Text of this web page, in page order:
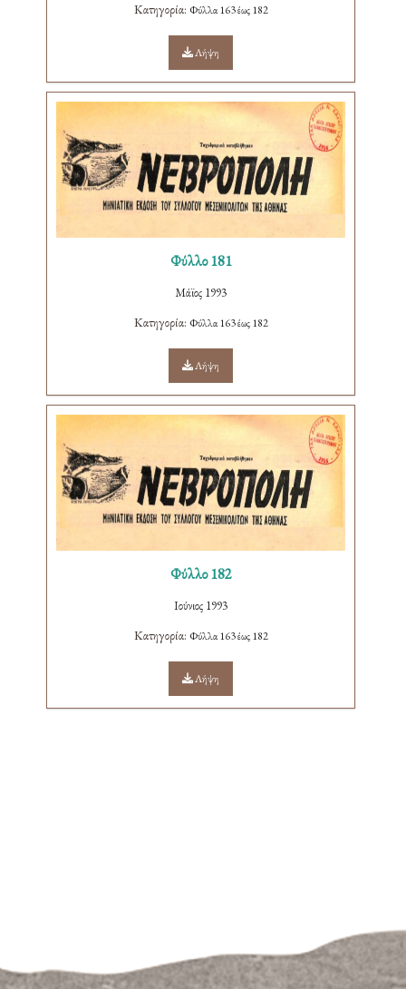
Κατηγορία: Φύλλα 163 έως 182
Λήψη
Φύλλο 181
Μάϊος 1993
Κατηγορία: Φύλλα 163 έως 182
Λήψη
Φύλλο 182
Ιούνιος 1993
Κατηγορία: Φύλλα 163 έως 182
Λήψη